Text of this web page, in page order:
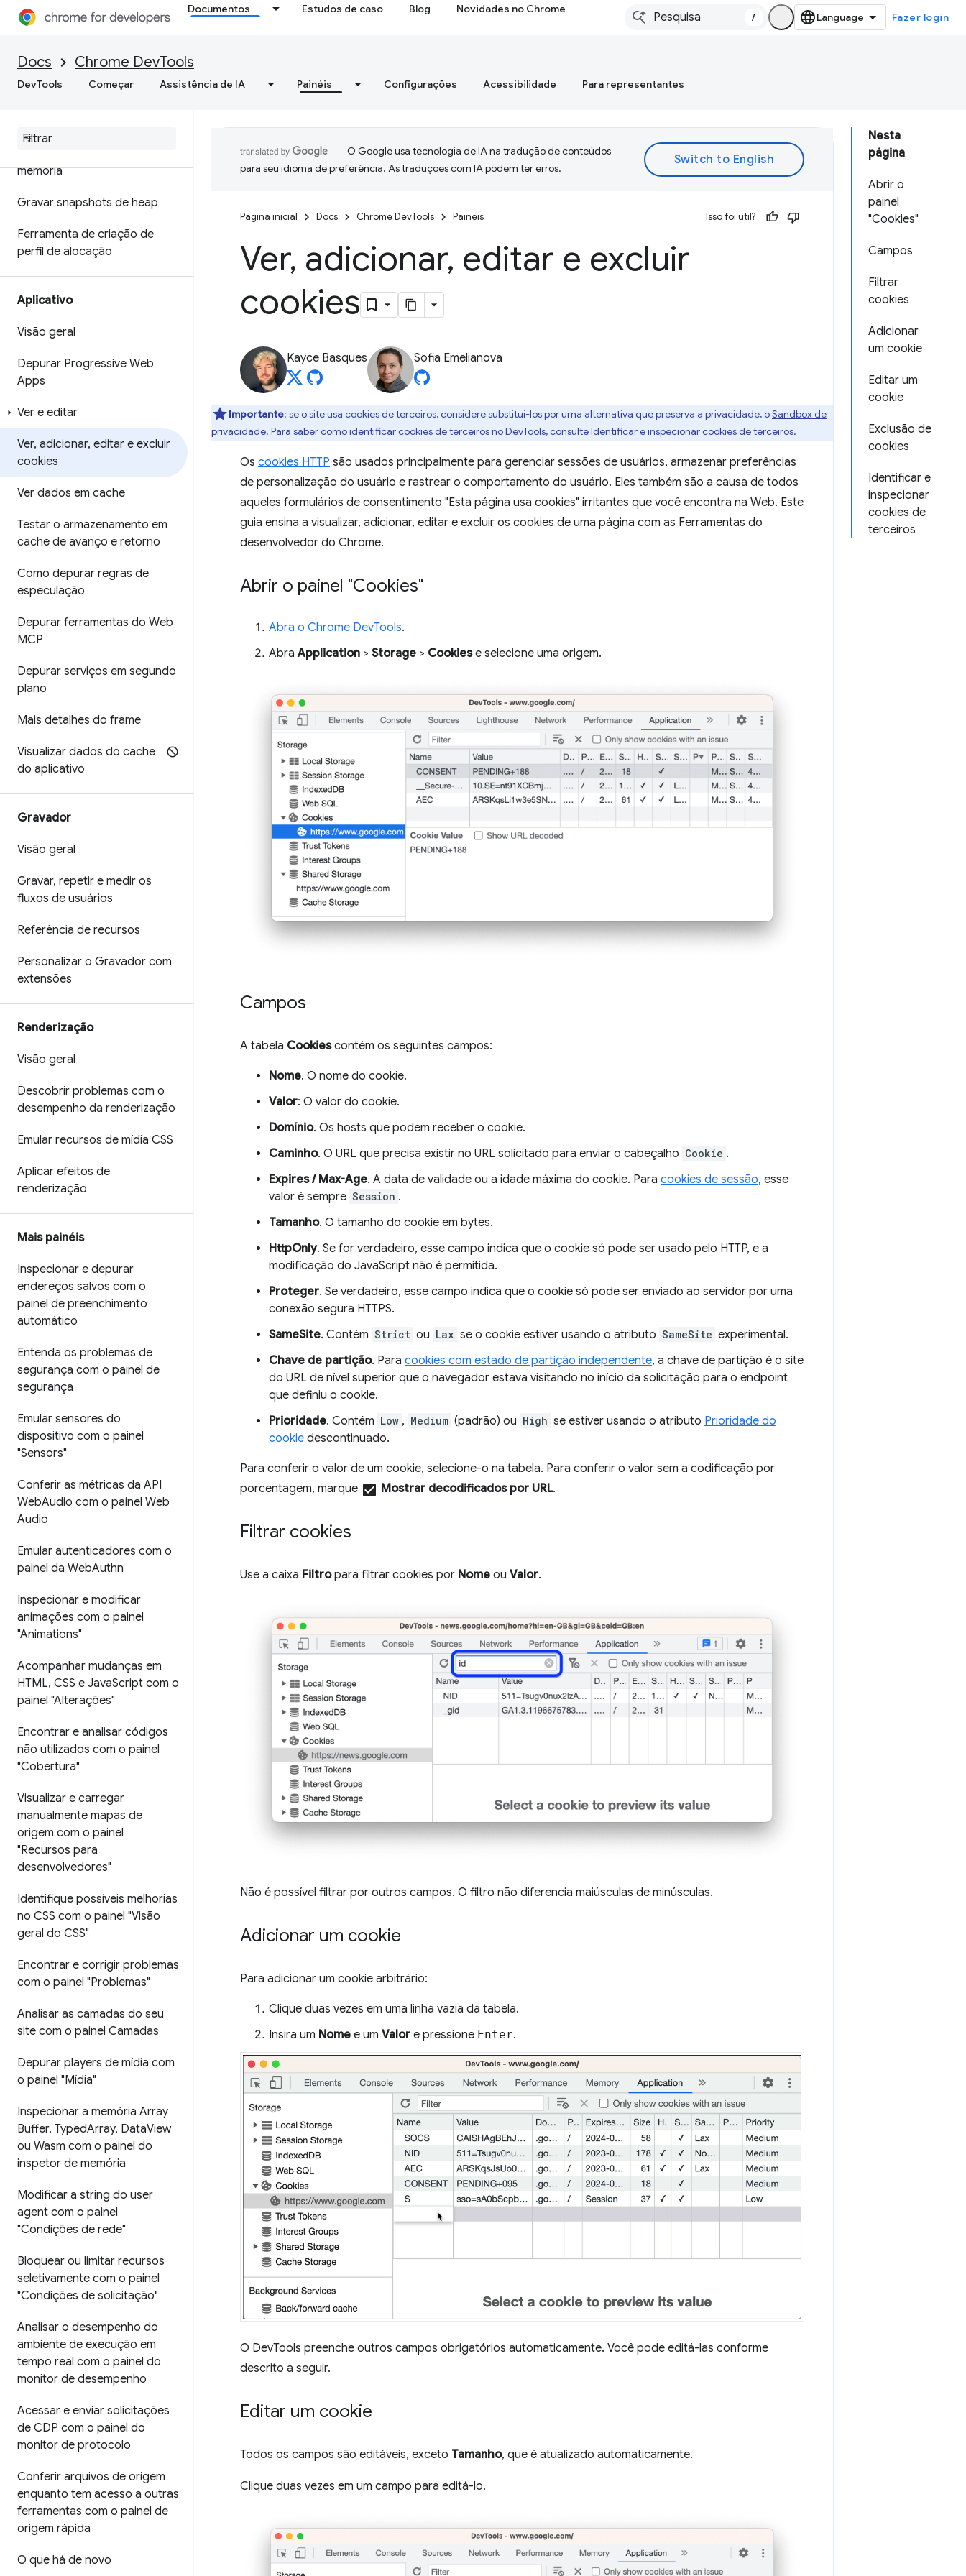
Documentos Estudos de caso Blog Novidades no Chrome
/ Fazer login
Docs Chrome DevTools
DevTools Começar Assistência de IA Painéis Configurações Acessibilidade Para representantes
Otimizar a velocidade da Web
Memória
Visão geral
memória
Gravar snapshots de heap
Ferramenta de criação de
perfil de alocação
Aplicativo
Visão geral
Depurar Progressive Web
Apps
Ver e editar
Ver, adicionar, editar e excluir
cookies
Ver dados em cache
Testar o armazenamento em
cache de avanço e retorno
Como depurar regras de
especulação
Depurar ferramentas do Web
MCP
Depurar serviços em segundo
plano
Mais detalhes do frame
Visualizar dados do cache
do aplicativo
Gravador
Visão geral
Gravar, repetir e medir os
fluxos de usuários
Referência de recursos
Personalizar o Gravador com
extensões
Renderização
Visão geral
Descobrir problemas com o
desempenho da renderização
Emular recursos de mídia CSS
Aplicar efeitos de
renderização
Mais painéis
Inspecionar e depurar
endereços salvos com o
painel de preenchimento
automático
Entenda os problemas de
segurança com o painel de
segurança
Emular sensores do
dispositivo com o painel
"Sensors"
Conferir as métricas da API
WebAudio com o painel Web
Audio
Emular autenticadores com o
painel da WebAuthn
Inspecionar e modificar
animações com o painel
"Animations"
Acompanhar mudanças em
HTML, CSS e JavaScript com o
painel "Alterações"
Encontrar e analisar códigos
não utilizados com o painel
"Cobertura"
Visualizar e carregar
manualmente mapas de
origem com o painel
"Recursos para
desenvolvedores"
Identifique possíveis melhorias
no CSS com o painel "Visão
geral do CSS"
Encontrar e corrigir problemas
com o painel "Problemas"
Analisar as camadas do seu
site com o painel Camadas
Depurar players de mídia com
o painel "Mídia"
Inspecionar a memória Array
Buffer, TypedArray, DataView
ou Wasm com o painel do
inspetor de memória
Modificar a string do user
agent com o painel
"Condições de rede"
Bloquear ou limitar recursos
seletivamente com o painel
"Condições de solicitação"
Analisar o desempenho do
ambiente de execução em
tempo real com o painel do
monitor de desempenho
Acessar e enviar solicitações
de CDP com o painel do
monitor de protocolo
Conferir arquivos de origem
enquanto tem acesso a outras
ferramentas com o painel de
origem rápida
O que há de novo
Nesta
página
Abrir o
painel
"Cookies"
Campos
Filtrar
cookies
Adicionar
um cookie
Editar um
cookie
Exclusão de
cookies
Identificar e
inspecionar
cookies de
terceiros
O Google usa tecnologia de IA na tradução de conteúdos
para seu idioma de preferência. As traduções com IA podem ter erros.
Página inicial Docs Chrome DevTools Painéis Isso foi útil?
Ver, adicionar, editar e excluir
cookies
Kayce Basques Sofia Emelianova
Importante: se o site usa cookies de terceiros, considere substituí-los por uma alternativa que preserva a privacidade, oSandbox de
privacidade. Para saber como identificar cookies de terceiros no DevTools, consulteIdentificar e inspecionar cookies de terceiros.
Os cookies HTTP são usados principalmente para gerenciar sessões de usuários, armazenar preferências
de personalização do usuário e rastrear o comportamento do usuário. Eles também são a causa de todos
aqueles formulários de consentimento "Esta página usa cookies" irritantes que você encontra na Web. Este
guia ensina a visualizar, adicionar, editar e excluir os cookies de uma página com as Ferramentas do
desenvolvedor do Chrome.
Abrir o painel "Cookies"
Abra o Chrome DevTools.
AbraApplication > Storage > Cookiese selecione uma origem.
Campos
A tabela Cookiescontém os seguintes campos:
Nome. O nome do cookie.
Valor: O valor do cookie.
Domínio. Os hosts que podem receber o cookie.
Caminho. O URL que precisa existir no URL solicitado para enviar o cabeçalho Cookie .
Expires / Max-Age. A data de validade ou a idade máxima do cookie. Para cookies de sessão, esse
valor é sempre Session .
Tamanho. O tamanho do cookie em bytes.
HttpOnly. Se for verdadeiro, esse campo indica que o cookie só pode ser usado pelo HTTP, e a
modificação do JavaScript não é permitida.
Proteger. Se verdadeiro, esse campo indica que o cookie só pode ser enviado ao servidor por uma
conexão segura HTTPS.
SameSite. Contém Strict ou Lax se o cookie estiver usando o atributo SameSite experimental.
Chave de partição. Para cookies com estado de partição independente, a chave de partição é o site
do URL de nível superior que o navegador estava visitando no início da solicitação para o endpoint
que definiu o cookie.
Prioridade. Contém Low , Medium (padrão) ou High se estiver usando o atributo Prioridade do
cookie descontinuado.
Para conferir o valor de um cookie, selecione-o na tabela. Para conferir o valor sem a codificação por
porcentagem, marque check_box Mostrar decodificados por URL.
Filtrar cookies
Use a caixa Filtropara filtrar cookies por Nome ou Valor.
Não é possível filtrar por outros campos. O filtro não diferencia maiúsculas de minúsculas.
Adicionar um cookie
Para adicionar um cookie arbitrário:
Clique duas vezes em uma linha vazia da tabela.
Insira um Nome e um Valor e pressione Enter.
O DevTools preenche outros campos obrigatórios automaticamente. Você pode editá-las conforme
descrito a seguir.
Editar um cookie
Todos os campos são editáveis, exceto Tamanho, que é atualizado automaticamente.
Clique duas vezes em um campo para editá-lo.